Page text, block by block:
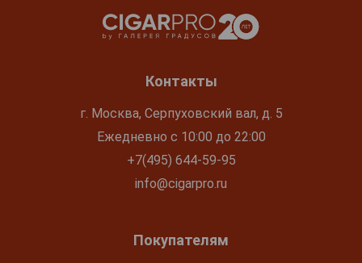
Контакты
г. Москва, Серпуховский вал, д. 5
Ежедневно с 10:00 до 22:00
+7(495) 644-59-95
info@cigarpro.ru
Покупателям